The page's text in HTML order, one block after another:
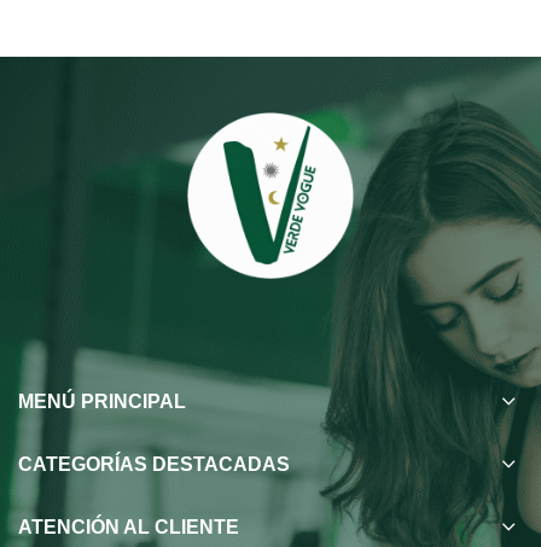
MENÚ PRINCIPAL
CATEGORÍAS DESTACADAS
ATENCIÓN AL CLIENTE